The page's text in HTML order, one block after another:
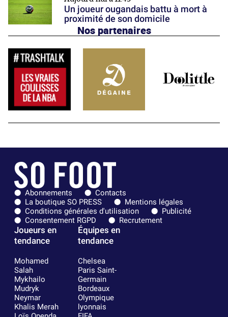
Un joueur ougandais battu à mort à
proximité de son domicile
Nos partenaires
Abonnements
Contacts
La boutique SO PRESS
Mentions légales
Conditions générales d'utilisation
Publicité
Consentement RGPD
Recrutement
Joueurs en
tendance
Mohamed
Salah
Mykhailo
Mudryk
Neymar
Khalis Merah
Équipes en
tendance
Chelsea
Paris Saint-
Germain
Bordeaux
Olympique
lyonnais